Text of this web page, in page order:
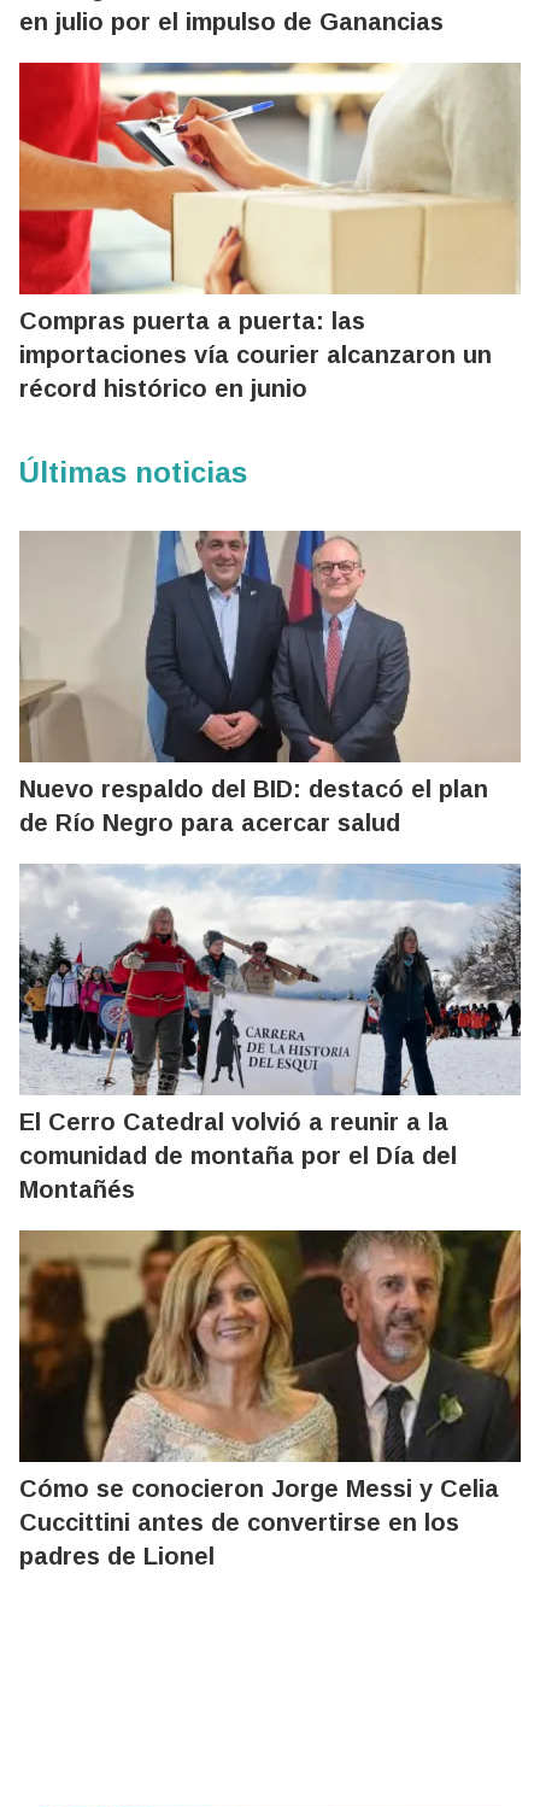
en julio por el impulso de Ganancias
Compras puerta a puerta: las
importaciones vía courier alcanzaron un
récord histórico en junio
Últimas noticias
Nuevo respaldo del BID: destacó el plan
de Río Negro para acercar salud
El Cerro Catedral volvió a reunir a la
comunidad de montaña por el Día del
Montañés
Cómo se conocieron Jorge Messi y Celia
Cuccittini antes de convertirse en los
padres de Lionel